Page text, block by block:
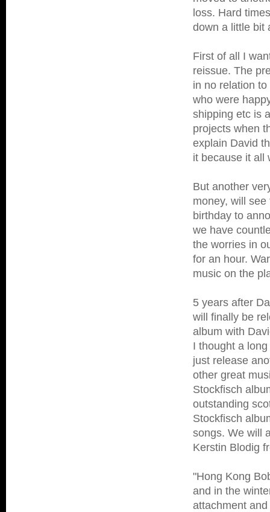
loss. Hard
down a little bit
First of all I
reissue. The
in no relation
who were
shipping etc is
projects when
explain David
it because it all
But another
money, will
birthday to
we have
the worries in
for an hour.
music on the
5 years after
will finally be
album with
I thought a
just release
other great
Stockfisch
outstanding
Stockfisch
songs. We will
Kerstin Blodig
"Hong Kong
and in the
attachment